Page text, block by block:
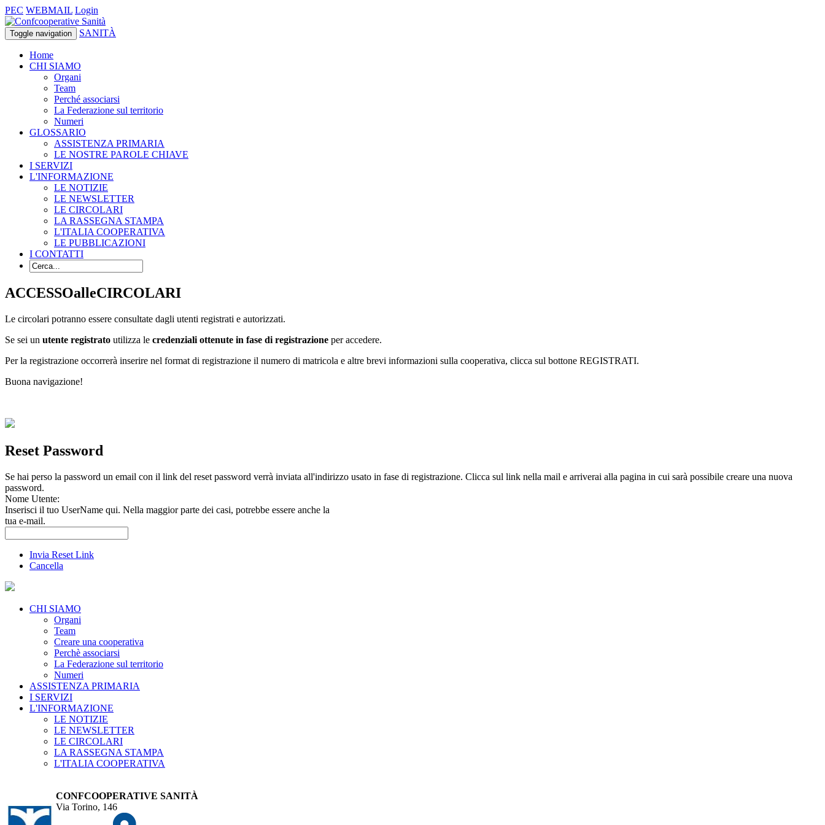
PEC WEBMAIL Login
Toggle navigation SANITÀ
Home
CHI SIAMO
Organi
Team
Perché associarsi
La Federazione sul territorio
Numeri
GLOSSARIO
ASSISTENZA PRIMARIA
LE NOSTRE PAROLE CHIAVE
I SERVIZI
L'INFORMAZIONE
LE NOTIZIE
LE NEWSLETTER
LE CIRCOLARI
LA RASSEGNA STAMPA
L'ITALIA COOPERATIVA
LE PUBBLICAZIONI
I CONTATTI
ACCESSOalleCIRCOLARI
Le circolari potranno essere consultate dagli utenti registrati e autorizzati.
Se sei un utente registrato utilizza le credenziali ottenute in fase di registrazione per accedere.
Per la registrazione occorrerà inserire nel format di registrazione il numero di matricola e altre brevi informazioni sulla cooperativa, clicca sul bottone REGISTRATI.
Buona navigazione!
Reset Password
Se hai perso la password un email con il link del reset password verrà inviata all'indirizzo usato in fase di registrazione. Clicca sul link nella mail e arriverai alla pagina in cui sarà possibile creare una nuova
password.
Nome Utente:
Inserisci il tuo UserName qui. Nella maggior parte dei casi, potrebbe essere anche la
tua e-mail.
Invia Reset Link
Cancella
CHI SIAMO
Organi
Team
Creare una cooperativa
Perchè associarsi
La Federazione sul territorio
Numeri
ASSISTENZA PRIMARIA
I SERVIZI
L'INFORMAZIONE
LE NOTIZIE
LE NEWSLETTER
LE CIRCOLARI
LA RASSEGNA STAMPA
L'ITALIA COOPERATIVA
CONFCOOPERATIVE SANITÀ
Via Torino, 146